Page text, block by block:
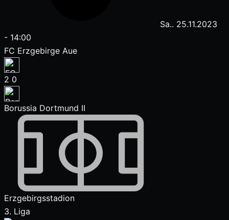
Sa.. 25.11.2023
- 14:00
FC Erzgebirge Aue
2 0
Borussia Dortmund II
Erzgebirgsstadion
3. Liga